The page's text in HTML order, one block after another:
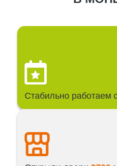
Стабильно работаем